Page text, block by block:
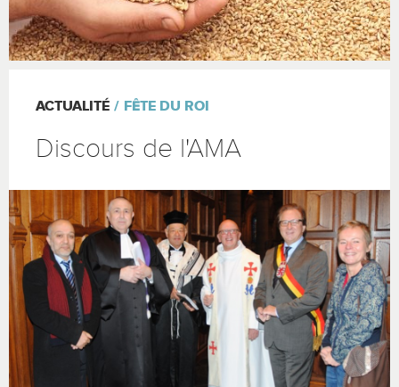
ACTUALITÉ FÊTE DU ROI
Discours de l'AMA